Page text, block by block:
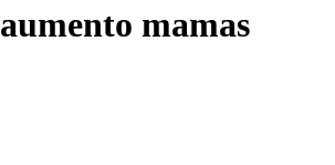
aumento mamas